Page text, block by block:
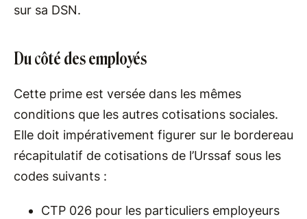
sur sa DSN.
Du côté des employés
Cette prime est versée dans les mêmes
conditions que les autres cotisations sociales.
Elle doit impérativement figurer sur le bordereau
récapitulatif de cotisations de l’Urssaf sous les
codes suivants :
CTP 026 pour les particuliers employeurs